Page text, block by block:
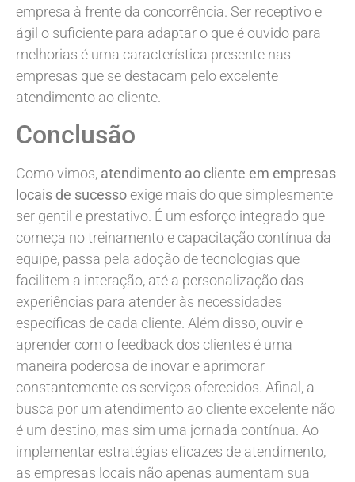
empresa à frente da concorrência. Ser receptivo e
ágil o suficiente para adaptar o que é ouvido para
melhorias é uma característica presente nas
empresas que se destacam pelo excelente
atendimento ao cliente.
Conclusão
Como vimos, atendimento ao cliente em empresas
locais de sucessoexige mais do que simplesmente
ser gentil e prestativo. É um esforço integrado que
começa no treinamento e capacitação contínua da
equipe, passa pela adoção de tecnologias que
facilitem a interação, até a personalização das
experiências para atender às necessidades
específicas de cada cliente. Além disso, ouvir e
aprender com o feedback dos clientes é uma
maneira poderosa de inovar e aprimorar
constantemente os serviços oferecidos. Afinal, a
busca por um atendimento ao cliente excelente não
é um destino, mas sim uma jornada contínua. Ao
implementar estratégias eficazes de atendimento,
as empresas locais não apenas aumentam sua